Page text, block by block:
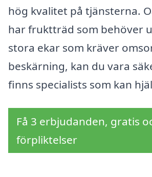
hög kvalitet på tjänsterna.
har fruktträd som behöver
stora ekar som kräver
beskärning, kan du vara
finns specialists som kan
Få 3 erbjudanden, gratis
förpliktelser